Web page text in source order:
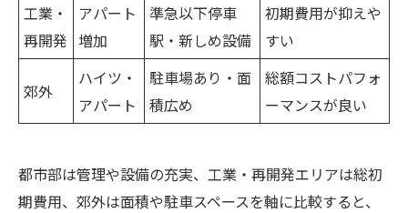
工業・
再開発
アパート
増加
準急以下停車
駅・新しめ設備
初期費用が抑えや
すい
郊外
ハイツ・
アパート
駐車場あり・面
積広め
総額コストパフォ
ーマンスが良い
都市部は管理や設備の充実、工業・再開発エリアは総初
期費用、郊外は面積や駐車スペースを軸に比較すると、